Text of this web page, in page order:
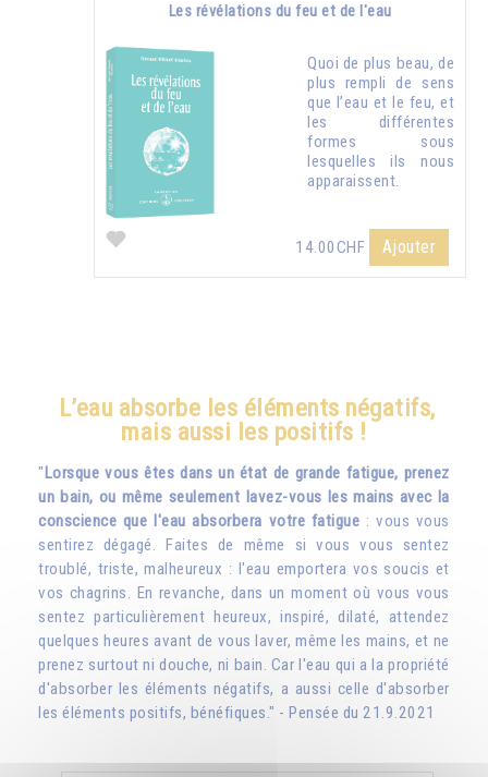
Les révélations du feu et de l'eau
Quoi de plus beau, de
plus rempli de sens
que l’eau et le feu, et
les différentes
formes sous
lesquelles ils nous
apparaissent.
14.00CHF Ajouter
L’eau absorbe les éléments négatifs,
mais aussi les positifs !
"Lorsque vous êtes dans un état de grande fatigue, prenez
un bain, ou même seulement lavez-vous les mains avec la
conscience que l'eau absorbera votre fatigue : vous vous
sentirez dégagé. Faites de même si vous vous sentez
troublé, triste, malheureux : l'eau emportera vos soucis et
vos chagrins. En revanche, dans un moment où vous vous
sentez particulièrement heureux, inspiré, dilaté, attendez
quelques heures avant de vous laver, même les mains, et ne
prenez surtout ni douche, ni bain. Car l'eau qui a la propriété
d'absorber les éléments négatifs, a aussi celle d'absorber
les éléments positifs, bénéfiques." - Pensée du 21.9.2021